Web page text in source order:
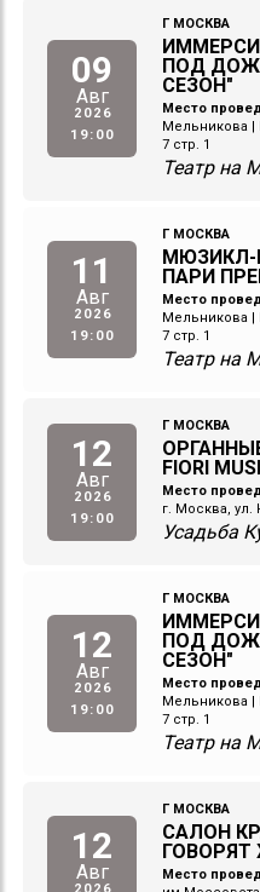
09
Авг
2026
19:00
Г МОСКВА
ПОД
СЕЗОН"
Место
Мельникова
7 стр. 1
Театр на
11
Авг
2026
19:00
Г МОСКВА
ПАРИ
Место
Мельникова
7 стр. 1
Театр на
12
Авг
2026
19:00
Г МОСКВА
FIORI
Место
г. Москва, ул.
Усадьба
12
Авг
2026
19:00
Г МОСКВА
ПОД
СЕЗОН"
Место
Мельникова
7 стр. 1
Театр на
12
Авг
Г МОСКВА
САЛОН
Место